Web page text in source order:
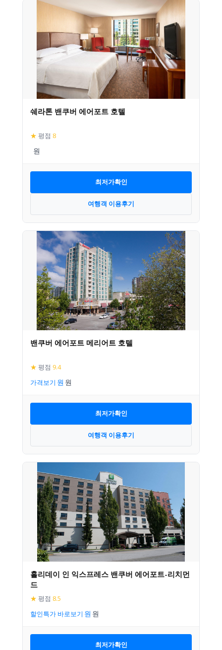
쉐라톤 밴쿠버 에어포트 호텔
★ 평점 8
최저가확인
여행객 이용후기
밴쿠버 에어포트 메리어트 호텔
★ 평점 9.4
가격보기
최저가확인
여행객 이용후기
홀리데이 인 익스프레스 밴쿠버 에어포트-리치먼
드
★ 평점 8.5
할인특가 바로보기
최저가확인